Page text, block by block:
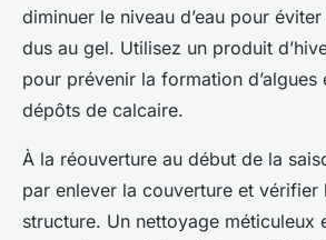
diminuer le niveau d’eau pour
dus au gel. Utilisez un produit
pour prévenir la formation d’algues
dépôts de calcaire.
À la réouverture au début de la
par enlever la couverture et vérifier
structure. Un nettoyage méticuleux